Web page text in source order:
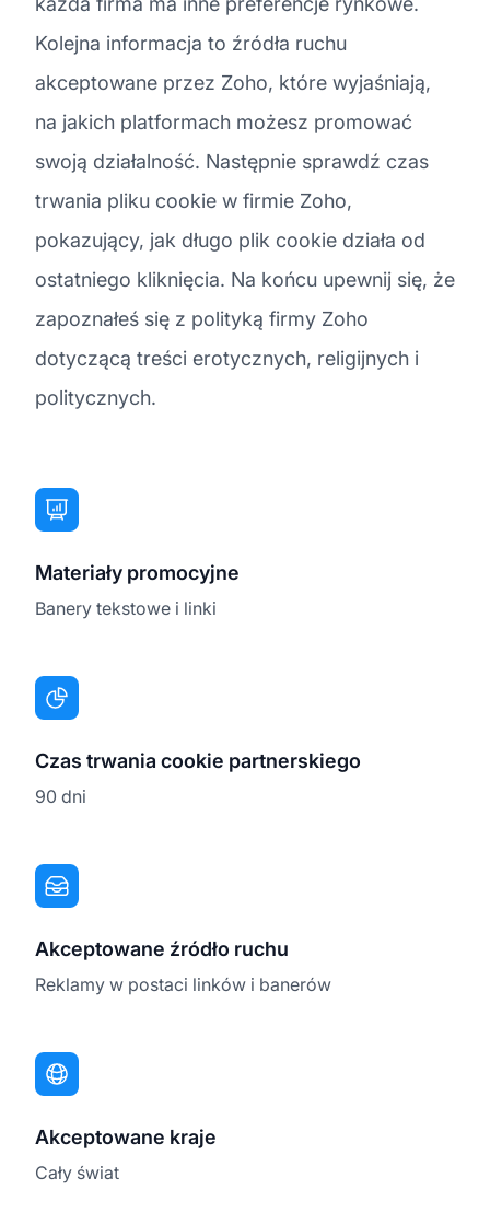
Kolejna informacja to źródła ruchu
akceptowane przez Zoho, które wyjaśniają,
na jakich platformach możesz promować
swoją działalność. Następnie sprawdź czas
trwania pliku cookie w firmie Zoho,
pokazujący, jak długo plik cookie działa od
ostatniego kliknięcia. Na końcu upewnij się, że
zapoznałeś się z polityką firmy Zoho
dotyczącą treści erotycznych, religijnych i
politycznych.
Materiały promocyjne
Banery tekstowe i linki
Czas trwania cookie partnerskiego
90 dni
Akceptowane źródło ruchu
Reklamy w postaci linków i banerów
Akceptowane kraje
Cały świat